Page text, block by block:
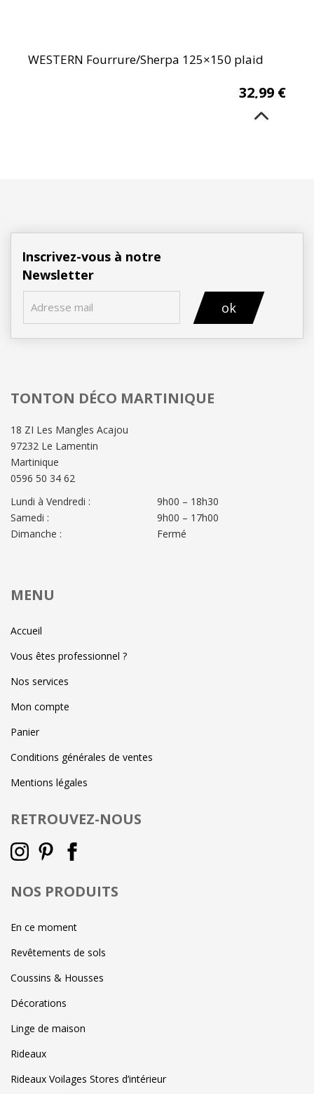
WESTERN Fourrure/Sherpa 125×150 plaid
32,99 €
Inscrivez-vous à notre
Newsletter
ok
TONTON DÉCO MARTINIQUE
18 ZI Les Mangles Acajou
97232 Le Lamentin
Martinique
0596 50 34 62
Lundi à Vendredi :
Samedi :
Dimanche :
9h00 – 18h30
9h00 – 17h00
Fermé
MENU
Accueil
Vous êtes professionnel ?
Nos services
Mon compte
Panier
Conditions générales de ventes
Mentions légales
RETROUVEZ-NOUS
NOS PRODUITS
En ce moment
Revêtements de sols
Coussins & Housses
Décorations
Linge de maison
Rideaux
Rideaux Voilages Stores d’intérieur